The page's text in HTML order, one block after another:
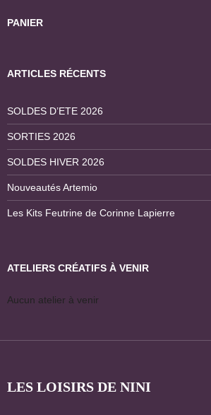
PANIER
ARTICLES RÉCENTS
SOLDES D’ETE 2026
SORTIES 2026
SOLDES HIVER 2026
Nouveautés Artemio
Les Kits Feutrine de Corinne Lapierre
ATELIERS CRÉATIFS À VENIR
Aucun atelier à venir
LES LOISIRS DE NINI